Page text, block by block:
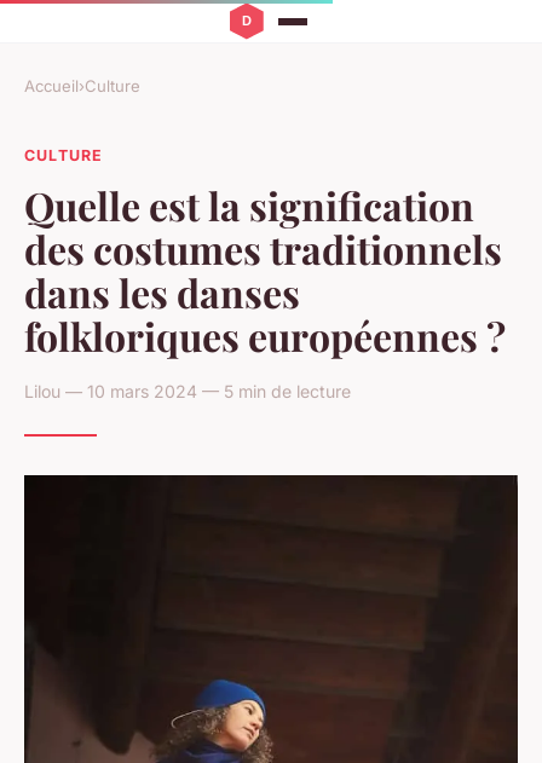
Accueil›Culture
CULTURE
Quelle est la signification
des costumes traditionnels
dans les danses
folkloriques européennes ?
Lilou — 10 mars 2024 — 5 min de lecture